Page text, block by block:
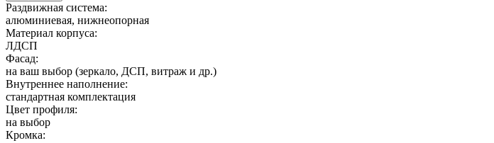
Раздвижная система:
алюминиевая, нижнеопорная
Материал корпуса:
ЛДСП
Фасад:
на ваш выбор (зеркало, ДСП, витраж и др.)
Внутреннее наполнение:
стандартная комплектация
Цвет профиля:
на выбор
Кромка: